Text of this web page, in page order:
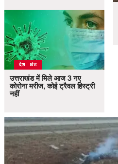
उत्तराखंड
देश
उत्तराखंड में मिले आज 3 नए
कोरोना मरीज, कोई ट्रैवल हिस्ट्री
नहीं